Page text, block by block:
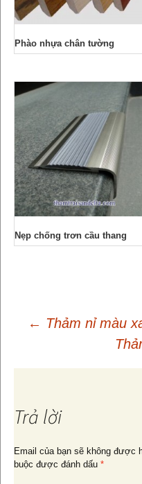
Phào nhựa chân tường
Nẹp chống trơn cầu thang
hướng
bài
← Thảm nỉ màu
Trả lời
Email của bạn sẽ không được
buộc được đánh dấu *